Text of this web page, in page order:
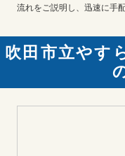
流れをご説明し、迅速に手
吹田市立やす